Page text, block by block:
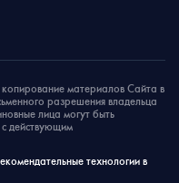
материалов Сайта в
разрешения владельца
лица могут быть
с действующим
технологии в